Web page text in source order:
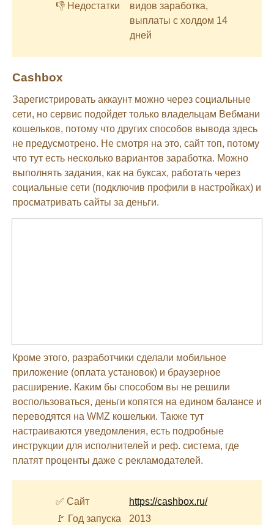
👎 Недостатки
видов заработка,
выплаты с холдом 14
дней
Cashbox
Зарегистрировать аккаунт можно через социальные
сети, но сервис подойдет только владельцам Вебмани
кошельков, потому что других способов вывода здесь
не предусмотрено. Не смотря на это, сайт топ, потому
что тут есть несколько вариантов заработка. Можно
выполнять задания, как на буксах, работать через
социальные сети (подключив профили в настройках) и
просматривать сайты за деньги.
Кроме этого, разработчики сделали мобильное
приложение (оплата установок) и браузерное
расширение. Каким бы способом вы не решили
воспользоваться, деньги копятся на едином балансе и
переводятся на WMZ кошельки. Также тут
настраиваются уведомления, есть подробные
инструкции для исполнителей и реф. система, где
платят проценты даже с рекламодателей.
✅ Сайт
https://cashbox.ru/
🚩 Год запуска
2013